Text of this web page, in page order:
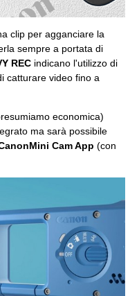
clip per agganciare la
sempre a portata di
REC indicano l'utilizzo di
catturare video fino a
economica)
ma sarà possibile
Cam App (con